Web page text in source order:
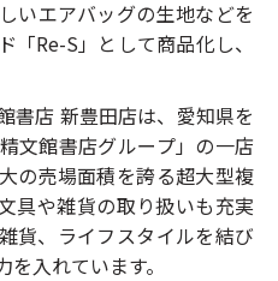
いエアバッグの生地などを
Re-S」として商品化し、
書店 新豊田店は、愛知県を
文館書店グループ」の一店
の売場面積を誇る超大型複
具や雑貨の取り扱いも充実
貨、ライフスタイルを結び
入れています。